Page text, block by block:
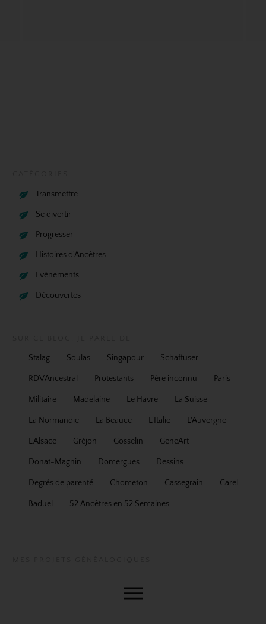
Transmettre
Se divertir
Progresser
Histoires d'Ancêtres
Evénements
Découvertes
Stalag Soulas Singapour Schaffuser
RDVAncestral Protestants Père inconnu Paris
Militaire Madelaine Le Havre La Suisse
La Normandie La Beauce L'Italie L'Auvergne
L'Alsace Gréjon Gosselin GeneArt
Donat-Magnin Domergues Dessins
Degrés de parenté Chometon Cassegrain Carel
Baduel 52 Ancêtres en 52 Semaines